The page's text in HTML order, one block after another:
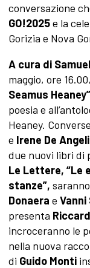
conversazione
GO!2025e la
Gorizia e Nova
A cura di
maggio, ore 16.00,
Seamus
poesia e
Heaney.
e Irene De
due nuovi libri di
Le Lettere, “Le
stanze”,
Donaera e
presenta
incroceranno le
nella nuova
di Guido Monti